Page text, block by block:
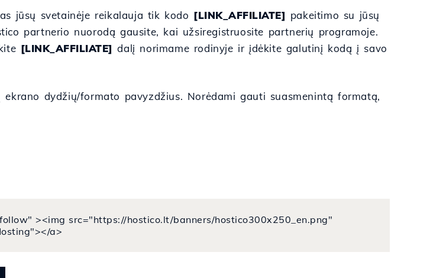
jūsų svetainėje reikalauja tik kodo [LINK_AFFILIATE] pakeitimo su jūsų
partnerio nuorodą gausite, kai užsiregistruosite partnerių programoje.
[LINK_AFFILIATE] dalį norimame rodinyje ir įdėkite galutinį kodą į savo
ekrano dydžių/formato pavyzdžius. Norėdami gauti suasmenintą formatą,
><img src="https://hostico.lt/banners/hostico300x250_en.png"
a>